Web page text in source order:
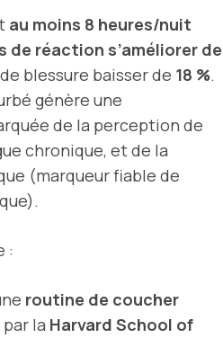
au moins 8 heures/nuit
de réaction s’améliorer de
blessure baisser de 18 %.
génère une
de la perception de
chronique, et de la
(marqueur fiable de
:
routine de coucher
la Harvard School of